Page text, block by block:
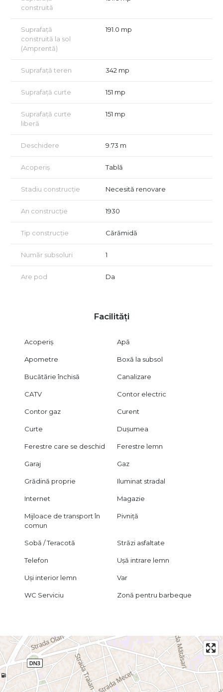
construită
Suprafață
construită la sol
(Amprentă)
191.0 mp
Suprafață teren 342 mp
Suprafață curte 151 mp
Suprafață curte
liberă
151 mp
Deschidere 9.73 m
Acoperiș Tablă
Stadiu construcție Necesită renovare
An construcție 1930
Tip construcție Cărămidă
Număr subsoluri 1
Are pod Da
Facilități
Acoperiș Apă
Apometre Boxă la subsol
Bucătărie închisă Canalizare
CATV Contor electric
Contor gaz Curent
Curte Dușumea
Ferestre care se deschid Ferestre lemn
Garaj Gaz
Grădină proprie Iluminat stradal
Internet Magazie
Mijloace de transport în
comun
Pivniță
Sobă / Teracotă Străzi asfaltate
Telefon Ușă intrare lemn
Uși interior lemn Var
WC Serviciu Zonă pentru barbeque